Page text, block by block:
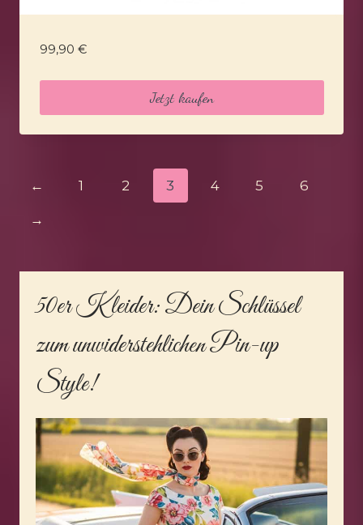
99,90 €
Jetzt kaufen
← 1 2 3 4 5 6
→
50er Kleider: Dein Schlüssel
zum unwiderstehlichen Pin-up
Style!